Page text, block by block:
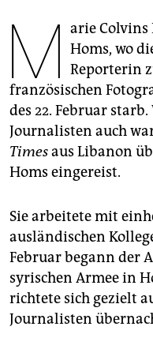
abo
genossenschaft
epaper login
M arie Colvins
Homs, wo
Reporterin
französischen
des 22. Februar
Journalisten auch
Timesaus Libanon
Homs eingereist.
Sie arbeitete mit
ausländischen
Februar begann der
syrischen Armee in
richtete sich gezielt
Journalisten